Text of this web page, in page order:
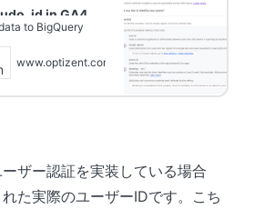
in GA4
- Optizent
to BigQuery
www.optizent.com
ザー認証を実装している場合
た実際のユーザーIDです。こち